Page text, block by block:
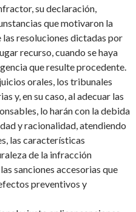
su declaración,
que motivaron la
resoluciones dictadas por
recurso, cuando se haya
que resulte procedente.
orales, los tribunales
y, en su caso, al adecuar las
lo harán con la debida
y racionalidad, atendiendo
las características
de la infracción
sanciones accesorias que
preventivos y